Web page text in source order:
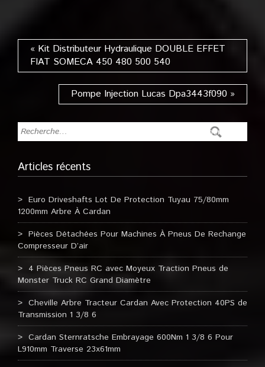
« Kit Distributeur Hydraulique DOUBLE EFFET
FIAT SOMECA 450 480 500 540
Pompe Injection Lucas Dpa3443f090 »
Articles récents
Euro Driveshafts Lot De Protection Tuyau 75/80mm
1200mm Arbre À Cardan
Pièces Détachées Pour Machines À Pneus De Rechange
Compresseur D’air
4 Pièces Pneus RC avec Moyeux Traction Pneus de
Monster Truck RC Grand Diamètre
Cheville Arbre Tracteur Cardan Avec Protection 40PS de
Transmission 1 3/8 6
Cardan Sternratsche Embrayage 600Nm 1 3/8 6 Pour
L910mm Traverse 23x61mm